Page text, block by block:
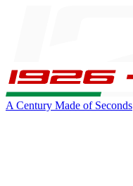
A Century Made of Seconds